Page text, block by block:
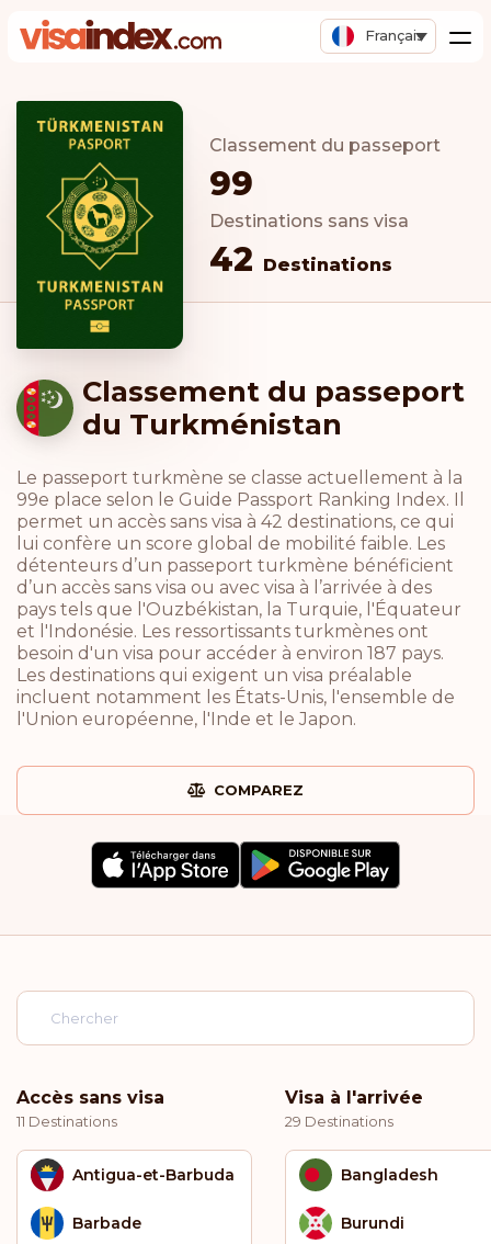
Français
Classement du passeport
99
Destinations sans visa
42 Destinations
Classement du passeport
du Turkménistan
Le passeport turkmène se classe actuellement à la
99e place selon le Guide Passport Ranking Index. Il
permet un accès sans visa à 42 destinations, ce qui
lui confère un score global de mobilité faible. Les
détenteurs d’un passeport turkmène bénéficient
d’un accès sans visa ou avec visa à l’arrivée à des
pays tels que l'Ouzbékistan, la Turquie, l'Équateur
et l'Indonésie. Les ressortissants turkmènes ont
besoin d'un visa pour accéder à environ 187 pays.
Les destinations qui exigent un visa préalable
incluent notamment les États-Unis, l'ensemble de
l'Union européenne, l'Inde et le Japon.
COMPAREZ
Accès sans visa
11 Destinations
Antigua-et-Barbuda
Barbade
Visa à l'arrivée
29 Destinations
Bangladesh
Burundi